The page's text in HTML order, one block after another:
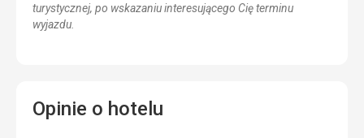
turystycznej, po wskazaniu interesującego Cię terminu
wyjazdu.
Opinie o hotelu